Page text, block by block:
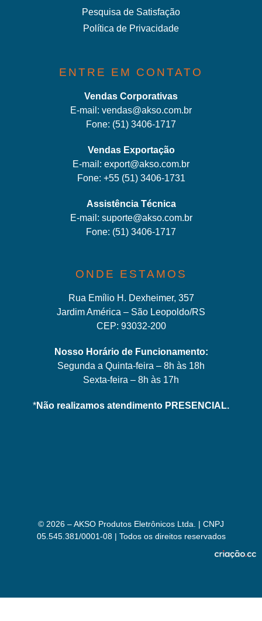
Pesquisa de Satisfação
Política de Privacidade
ENTRE EM CONTATO
Vendas Corporativas
E-mail: vendas@akso.com.br
Fone: (51) 3406-1717
Vendas Exportação
E-mail: export@akso.com.br
Fone: +55 (51) 3406-1731
Assistência Técnica
E-mail: suporte@akso.com.br
Fone: (51) 3406-1717
ONDE ESTAMOS
Rua Emílio H. Dexheimer, 357
Jardim América – São Leopoldo/RS
CEP: 93032-200
Nosso Horário de Funcionamento:
Segunda a Quinta-feira – 8h às 18h
Sexta-feira – 8h às 17h
*Não realizamos atendimento PRESENCIAL.
© 2026 – AKSO Produtos Eletrônicos Ltda. | CNPJ
05.545.381/0001-08 | Todos os direitos reservados